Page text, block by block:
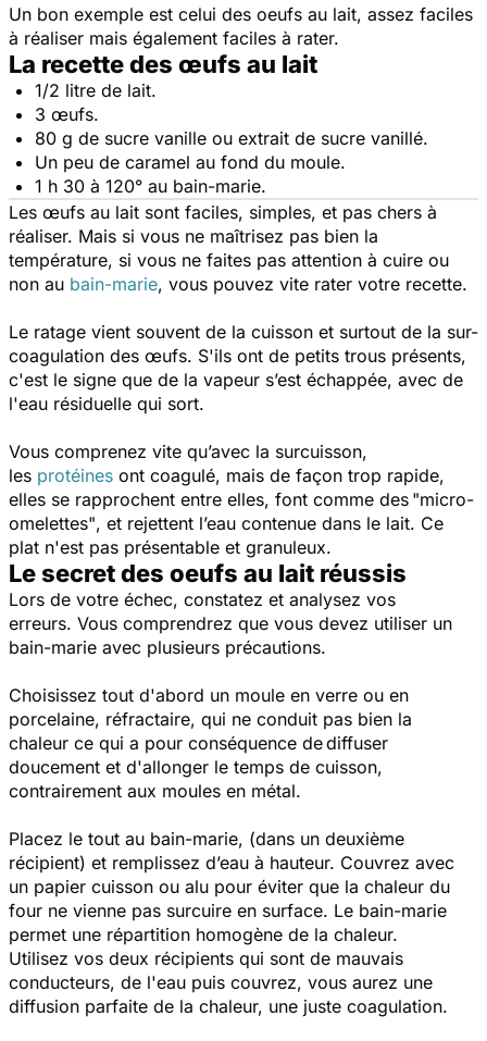
Un bon exemple est celui des oeufs au lait, assez faciles
à réaliser mais également faciles à rater.
La recette des œufs au lait
1/2 litre de lait.
3 œufs.
80 g de sucre vanille ou extrait de sucre vanillé.
Un peu de caramel au fond du moule.
1 h 30 à 120° au bain-marie.
Les œufs au lait sont faciles, simples, et pas chers à
réaliser. Mais si vous ne maîtrisez pas bien la
température, si vous ne faites pas attention à cuire ou
non au bain-marie, vous pouvez vite rater votre recette.
Le ratage vient souvent de la cuisson et surtout de la sur-
coagulation des œufs. S'ils ont de petits trous présents,
c'est le signe que de la vapeur s’est échappée, avec de
l'eau résiduelle qui sort.
Vous comprenez vite qu’avec la surcuisson,
les protéines ont coagulé, mais de façon trop rapide,
elles se rapprochent entre elles, font comme des "micro-
omelettes", et rejettent l’eau contenue dans le lait. Ce
plat n'est pas présentable et granuleux.
Le secret des oeufs au lait réussis
Lors de votre échec, constatez et analysez vos
erreurs. Vous comprendrez que vous devez utiliser un
bain-marie avec plusieurs précautions.
Choisissez tout d'abord un moule en verre ou en
porcelaine, réfractaire, qui ne conduit pas bien la
chaleur ce qui a pour conséquence dediffuser
doucement et d'allonger le temps de cuisson,
contrairement aux moules en métal.
Placez le tout au bain-marie, (dans un deuxième
récipient) et remplissez d’eau à hauteur. Couvrez avec
un papier cuisson ou alu pour éviter que la chaleur du
four ne vienne pas surcuire en surface. Le bain-marie
permet une répartition homogène de la chaleur.
Utilisez vos deux récipients qui sont de mauvais
conducteurs, de l'eau puis couvrez, vous aurez une
diffusion parfaite de la chaleur, une juste coagulation.